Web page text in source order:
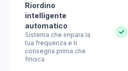
Riordino
intelligente
automatico
Sistema che impara la
tua frequenza e ti
consegna prima che
finisca
✓